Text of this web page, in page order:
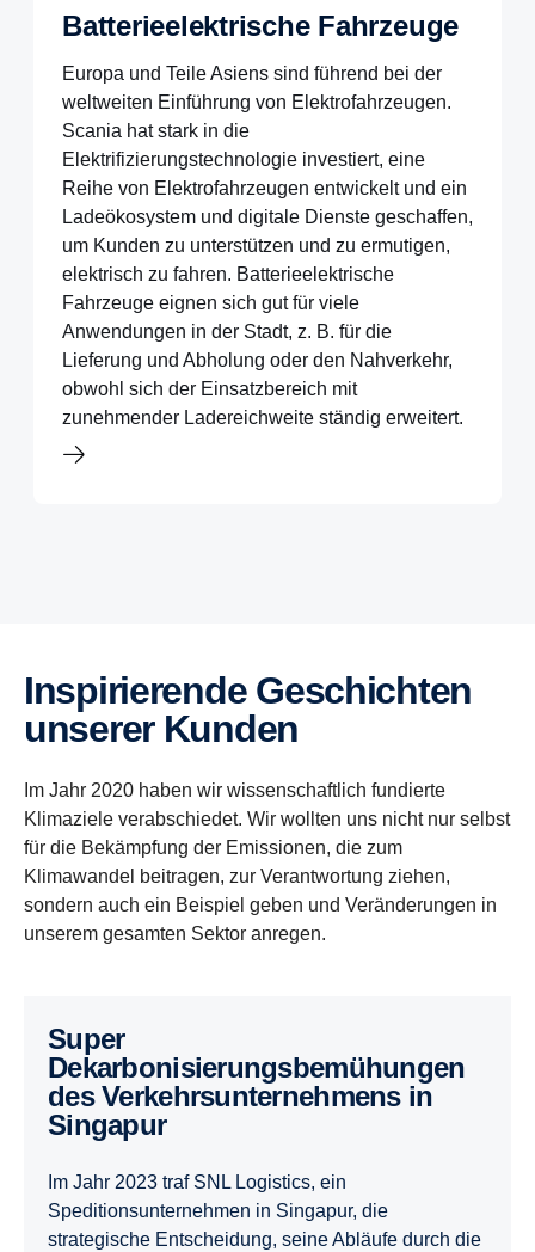
Batterieelektrische Fahrzeuge
Europa und Teile Asiens sind führend bei der
weltweiten Einführung von Elektrofahrzeugen.
Scania hat stark in die
Elektrifizierungstechnologie investiert, eine
Reihe von Elektrofahrzeugen entwickelt und ein
Ladeökosystem und digitale Dienste geschaffen,
um Kunden zu unterstützen und zu ermutigen,
elektrisch zu fahren. Batterieelektrische
Fahrzeuge eignen sich gut für viele
Anwendungen in der Stadt, z. B. für die
Lieferung und Abholung oder den Nahverkehr,
obwohl sich der Einsatzbereich mit
zunehmender Ladereichweite ständig erweitert.
Inspirierende Geschichten
unserer Kunden
Im Jahr 2020 haben wir wissenschaftlich fundierte
Klimaziele verabschiedet. Wir wollten uns nicht nur selbst
für die Bekämpfung der Emissionen, die zum
Klimawandel beitragen, zur Verantwortung ziehen,
sondern auch ein Beispiel geben und Veränderungen in
unserem gesamten Sektor anregen.
Super
Dekarbonisierungsbemühungen
des Verkehrsunternehmens in
Singapur
Im Jahr 2023 traf SNL Logistics, ein
Speditionsunternehmen in Singapur, die
strategische Entscheidung, seine Abläufe durch die